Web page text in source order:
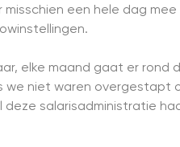
een hele dag mee
elke maand gaat er rond
we niet waren overgestapt
deze salarisadministratie